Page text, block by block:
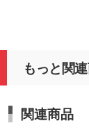
もっと関
関連商品